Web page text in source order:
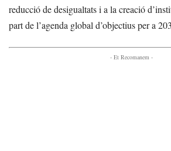
reducció de desigualtats i a la creació
part de l’agenda global d’objectius per a
- Et Recomanem -